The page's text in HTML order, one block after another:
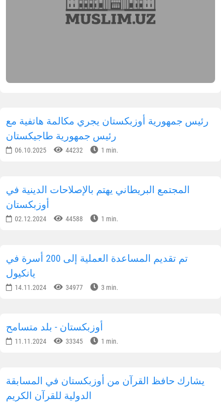
رئيس جمهورية أوزبكستان يجري مكالمة هاتفية مع
رئيس جمهورية طاجيكستان
06.10.2025 44232 1 min.
المجتمع البريطاني يهتم بالإصلاحات الدينية في
أوزبكستان
02.12.2024 44588 1 min.
تم تقديم المساعدة العملية إلى 200 أسرة في
يانكيول
14.11.2024 34977 3 min.
أوزبكستان - بلد متسامح
11.11.2024 33345 1 min.
يشارك حافظ القرآن من أوزبكستان في المسابقة
الدولية للقرآن الكريم